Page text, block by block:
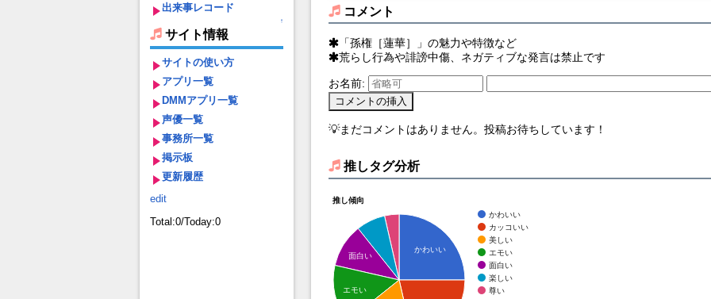
出来事レコード
↑
サイト情報
サイトの使い方
アプリ一覧
DMMアプリ一覧
声優一覧
事務所一覧
掲示板
更新履歴
edit
Total:0/Today:0
コメント
「孫権［蓮華］」の魅力や特徴など
荒らし行為や誹謗中傷、ネガティブな発言は禁止です
お名前:
💡まだコメントはありません。投稿お待ちしています！
推しタグ分析
推し傾向
かわいい
カッコいい
美しい
エモい
面白い
楽しい
尊い
かわいい
面白い
エモい